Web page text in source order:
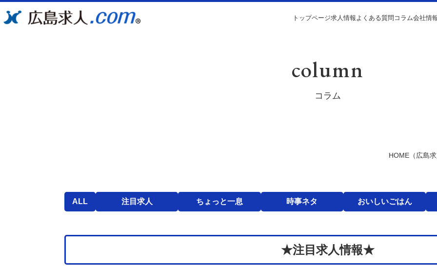
トップページ求人情報よくある質問 コラム会社情
column
コラム
HOME （広島
ALL 注目求人 ちょっと一息 時事ネタ おいしいごはん
★注目求人情報★